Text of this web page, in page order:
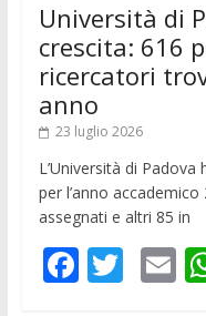
Università di
crescita: 616
ricercatori
anno
23 luglio 2026
L’Università di
per l’anno
assegnati e altri 85 in
F T E